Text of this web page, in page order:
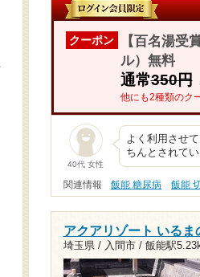
クーポン
【百名湯受
ル）無料
通常350円
他にも2種類のク
40代 女性
よく利用させ
ちんとされてい
関連情報 飯能 糖尿病 飯能
アクアリゾート いるま
埼玉県 / 入間市 / 飯能駅